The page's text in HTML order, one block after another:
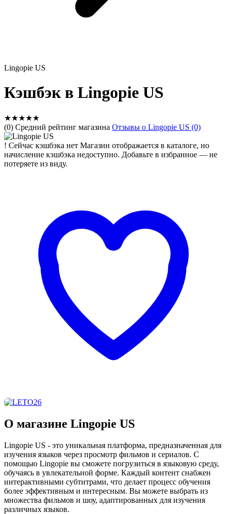
Lingopie US
Кэшбэк в Lingopie US
★★★★★
(0) Средний рейтинг магазина Отзывы о Lingopie US (0)
! Сейчас кэшбэка нет Магазин отображается в каталоге, но
начисление кэшбэка недоступно. Добавьте в избранное — не
потеряете из виду.
О магазине Lingopie US
Lingopie US - это уникальная платформа, предназначенная для
изучения языков через просмотр фильмов и сериалов. С
помощью Lingopie вы сможете погрузиться в языковую среду,
обучаясь в увлекательной форме. Каждый контент снабжен
интерактивными субтитрами, что делает процесс обучения
более эффективным и интересным. Вы можете выбрать из
множества фильмов и шоу, адаптированных для изучения
различных языков.